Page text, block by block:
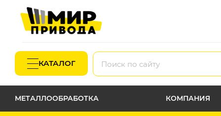
КАТАЛОГ
МЕТАЛЛООБРАБОТКА КОМПАНИЯ